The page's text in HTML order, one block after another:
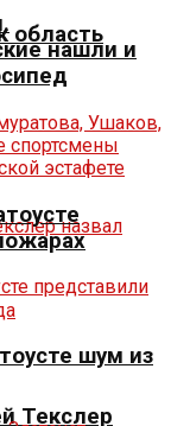
область
Текслер
нашли и
шум из